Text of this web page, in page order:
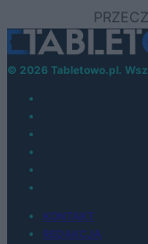
© 2026 Tabletowo.pl.
KONTAKT
REDAKCJA